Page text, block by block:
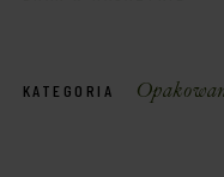
KATEGORIA